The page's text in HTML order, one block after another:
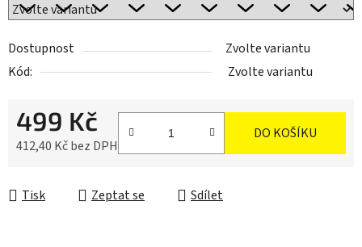
Dostupnost
Zvolte variantu
Kód:
Zvolte variantu
499 Kč
412,40 Kč bez DPH
DO KOŠÍKU
Tisk Zeptat se Sdílet